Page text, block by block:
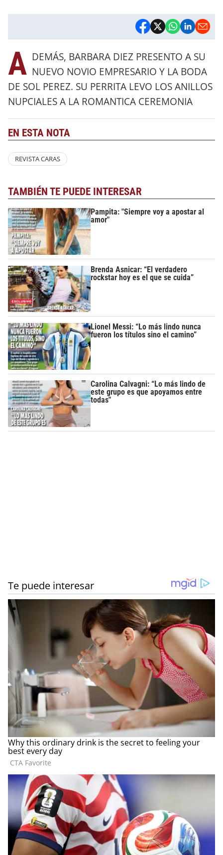
A DEMÁS, BARBARA DIEZ PRESENTO A SU
NUEVO NOVIO EMPRESARIO Y LA BODA
DE SOL PEREZ. SU PERRITA LEVO LOS ANILLOS
NUPCIALES A LA ROMANTICA CEREMONIA
EN ESTA NOTA
REVISTA CARAS
TAMBIÉN TE PUEDE INTERESAR
Pampita: "Siempre voy a apostar al
amor"
Brenda Asnicar: “El verdadero
rockstar hoy es el que se cuida”
Lionel Messi: “Lo más lindo nunca
fueron los títulos sino el camino”
Carolina Calvagni: “Lo más lindo de
este grupo es que apoyamos entre
todas"